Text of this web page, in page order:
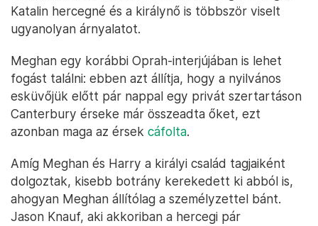
Katalin hercegné és a királynő is többször viselt
ugyanolyan árnyalatot.
Meghan egy korábbi Oprah-interjújában is lehet
fogást találni: ebben azt állítja, hogy a nyilvános
esküvőjük előtt pár nappal egy privát szertartáson
Canterbury érseke már összeadta őket, ezt
azonban maga az érsek cáfolta.
Amíg Meghan és Harry a királyi család tagjaiként
dolgoztak, kisebb botrány kerekedett ki abból is,
ahogyan Meghan állítólag a személyzettel bánt.
Jason Knauf, aki akkoriban a hercegi pár